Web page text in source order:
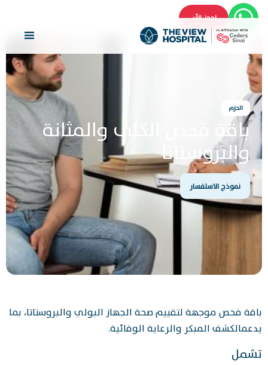
احجز الآن
الحزم
باقة فحص الكلى والمثانة
والبروستاتا
نموذج الاستفسار
باقة فحص موجهة لتقييم صحة الجهاز البولي والبروستاتا، بما
يدعمالكشف المبكر والرعاية الوقائية.
تشمل